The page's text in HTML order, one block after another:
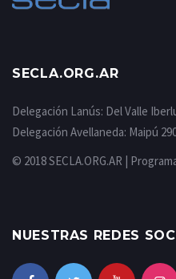
SECLA.ORG.AR
Delegación Lanús: Del Valle
Delegación Avellaneda: Maipú
© 2018 SECLA.ORG.AR |
NUESTRAS REDES